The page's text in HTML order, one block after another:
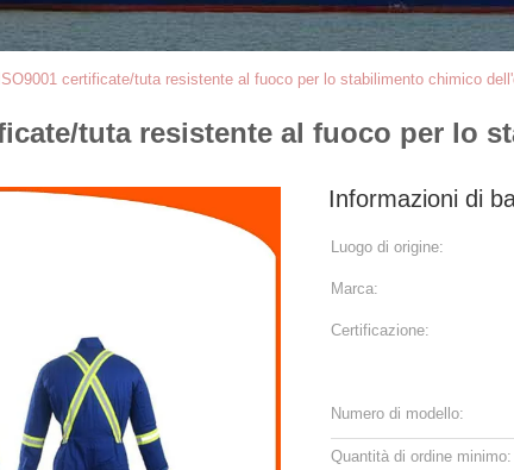
certificate/tuta resistente al fuoco per lo stabilimento chimico
tuta resistente al fuoco per lo
Informazioni di
Luogo di origine:
Marca:
Certificazione:
Numero di modello:
Quantità di ordine minimo: